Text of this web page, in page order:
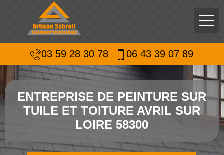
03 59 28 30 78 06 43 39 07 89
ENTREPRISE DE PEINTURE SUR
TUILE ET TOITURE AVRIL SUR
LOIRE 58300